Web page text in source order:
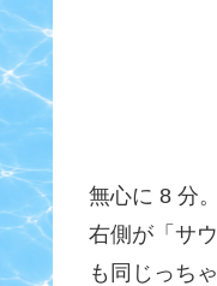
無心に 8 分
右側が「サ
も同じっち